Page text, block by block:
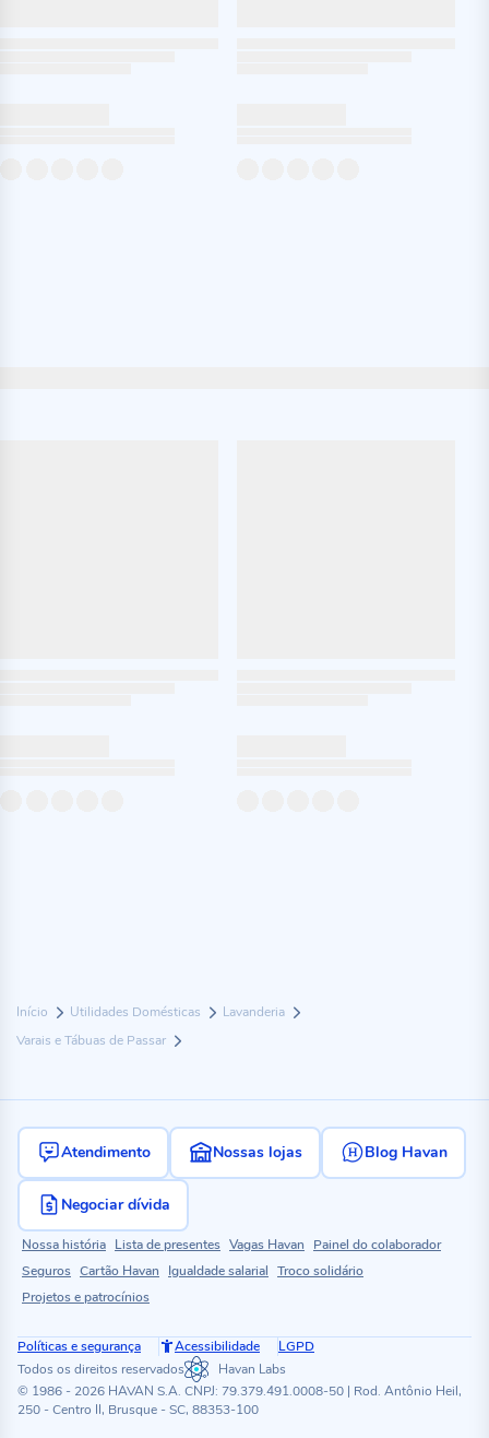
Início Utilidades Domésticas
Lavanderia
Varais e Tábuas de Passar
Atendimento Nossas lojas Blog Havan
Negociar dívida
Nossa história Lista de presentes Vagas Havan
Painel do colaborador
Seguros Cartão Havan Igualdade salarial Troco solidário
Projetos e patrocínios
Políticas e segurança Acessibilidade
LGPD
Todos os direitos reservados
Havan Labs
© 1986 - 2026 HAVAN S.A. CNPJ: 79.379.491.0008-50 | Rod. Antônio Heil,
250 - Centro II, Brusque - SC, 88353-100